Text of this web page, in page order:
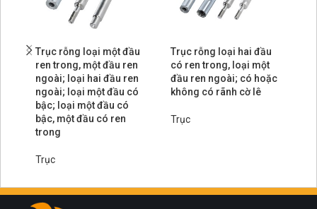
Trục rỗng loại một đầu
ren trong, một đầu ren
ngoài; loại hai đầu ren
ngoài; loại một đầu có
bậc; loại một đầu có
bậc, một đầu có ren
trong
Trục
Trục rỗng loại hai đầu
có ren trong, loại một
đầu ren ngoài; có hoặc
không có rãnh cờ lê
Trục